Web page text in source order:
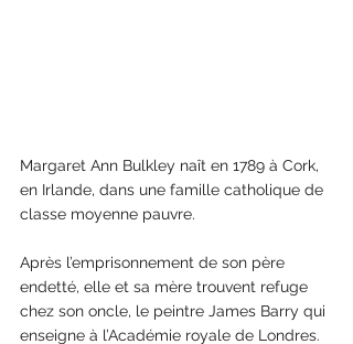
Margaret Ann Bulkley naît en 1789 à Cork,
en Irlande, dans une famille catholique de
classe moyenne pauvre.
Après l’emprisonnement de son père
endetté, elle et sa mère trouvent refuge
chez son oncle, le peintre James Barry qui
enseigne à l’Académie royale de Londres.